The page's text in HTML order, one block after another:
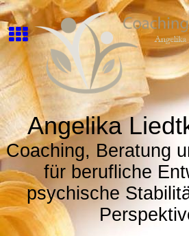
Angelika
Coaching, Beratung
für berufliche
psychische